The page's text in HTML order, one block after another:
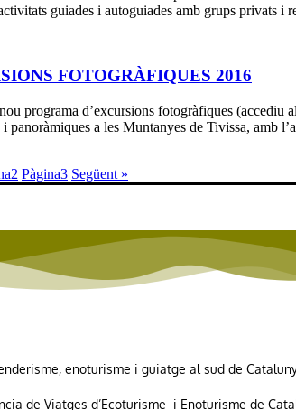
guiades i autoguiades amb grups privats i
FOTOGRÀFIQUES 2016
programa d’excursions fotogràfiques (accediu
panoràmiques a les Muntanyes de Tivissa, amb
2 Pàgina3 Següent »
enoturisme i guiatge al sud de
de Viatges d’Ecoturisme i Enoturisme de